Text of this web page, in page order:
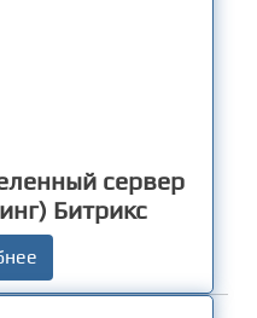
сервер
Битрикс